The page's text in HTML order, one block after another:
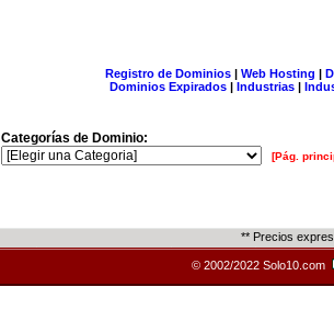
Registro de Dominios| Web Hosting |
Dominios Expirados | Industrias |
Categorías de Dominio:
[Pág.
** Precios
© 2002/2022 Solo10.com